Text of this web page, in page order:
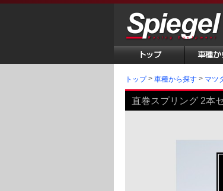
トップ 車種から探す マツ
直巻スプリング 2本